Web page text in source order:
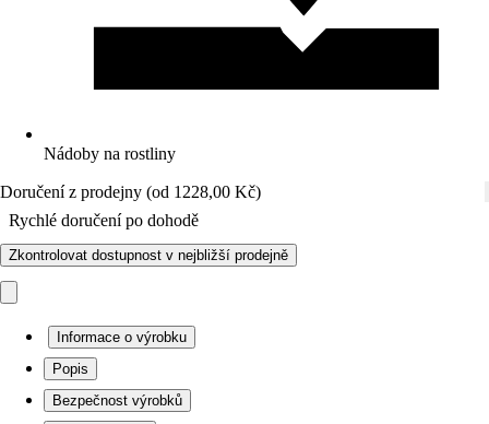
Nádoby na rostliny
Doručení z prodejny (od 1228,00 Kč)
Rychlé doručení po dohodě
Zkontrolovat dostupnost v nejbližší prodejně
Informace o výrobku
Popis
Bezpečnost výrobků